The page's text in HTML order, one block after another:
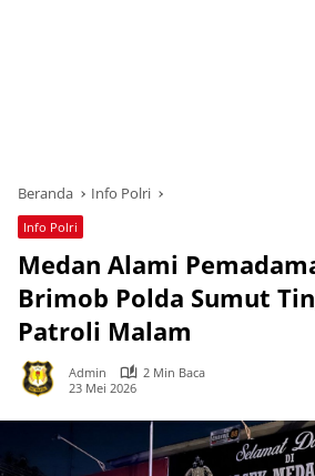
Beranda Info Polri
Info Polri
Medan Alami
Brimob Polda Sumut
Patroli Malam
Admin
2 Min Baca
23 Mei 2026